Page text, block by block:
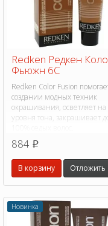
Redken Редкен
Фьюжн 6C
Redken Color Fusion
создании модных техник
окрашивания, осветляет на
уровня тона, закрашивает
884 p
В корзину Отложить
Новинка